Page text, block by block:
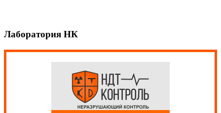
Лаборатория НК